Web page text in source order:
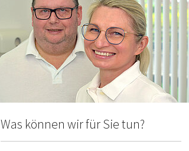
Was können wir für Sie tun?